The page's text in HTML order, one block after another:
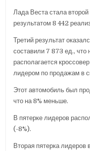
Лада Веста стала
результатом 8 442
Третий результат
составили 7 873 ед.,
располагается
лидером по продажам в
Этот автомобиль был
что на 8% меньше.
В пятерке лидеров
(-8%).
Вторая пятерка